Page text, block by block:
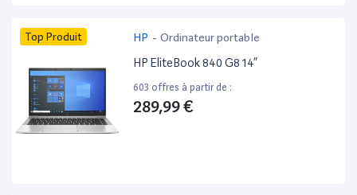
Top Produit HP - Ordinateur portable
HP EliteBook 840 G8 14”
603 offres à partir de :
289,99 €